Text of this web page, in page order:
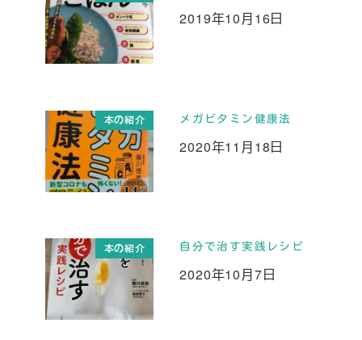
投稿日
2019年10月16日
本の紹介 メガビタミン健康法
投稿日
2020年11月18日
本の紹介 自分で治す実践レシピ
投稿日
2020年10月7日